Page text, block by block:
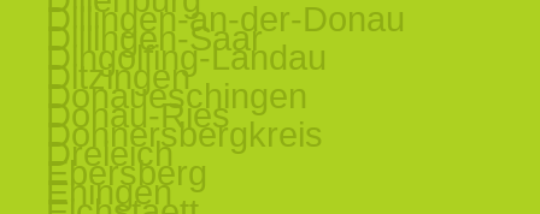
Dillingen-an-der-Donau
Dillingen-Saar
Dingolfing-Landau
Ditzingen
Donaueschingen
Donau-Ries
Donnersbergkreis
Dreieich
Ebersberg
Ehingen